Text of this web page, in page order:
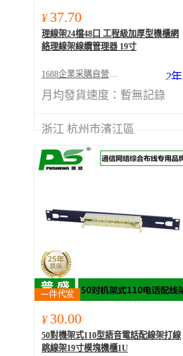
¥ 37.70
理線架24檔48口 工程級加厚型機櫃網
絡理線架線纜管理器 19寸
1688企業采購自營商城 2年
月均發貨速度： 暫無記錄
浙江 杭州市濱江區
¥ 30.00
50對機架式110型語音電話配線架打線
跳線架19寸模塊機櫃1U